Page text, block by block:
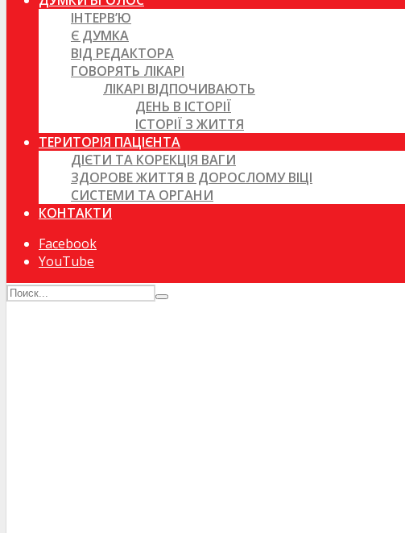
ІНТЕРВ’Ю
Є ДУМКА
ВІД РЕДАКТОРА
ГОВОРЯТЬ ЛІКАРІ
ЛІКАРІ ВІДПОЧИВАЮТЬ
ДЕНЬ В ІСТОРІЇ
ІСТОРІЇ З ЖИТТЯ
ТЕРИТОРІЯ ПАЦІЄНТА
ДІЄТИ ТА КОРЕКЦІЯ ВАГИ
ЗДОРОВЕ ЖИТТЯ В ДОРОСЛОМУ ВІЦІ
СИСТЕМИ ТА ОРГАНИ
КОНТАКТИ
Facebook
YouTube